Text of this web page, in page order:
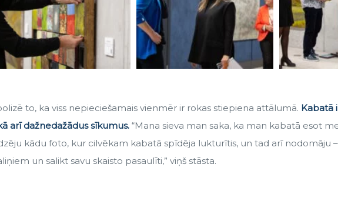
to, ka viss nepieciešamais vienmēr ir rokas stiepiena attālumā. Kabatā
arī dažnedažādus sīkumus. “Mana sieva man saka, ka man kabatā esot
kādu foto, kur cilvēkam kabatā spīdēja lukturītis, un tad arī nodomāju
un salikt savu skaisto pasaulīti,” viņš stāsta.